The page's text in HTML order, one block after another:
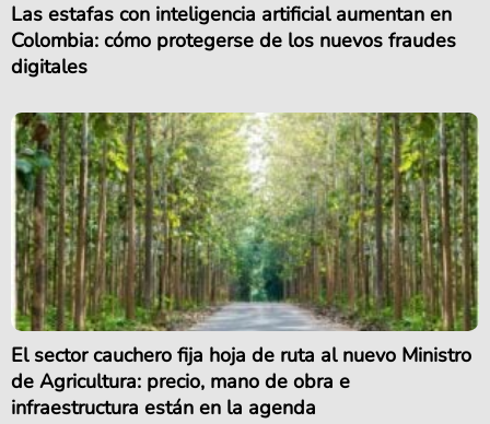
Las estafas con inteligencia artificial aumentan en
Colombia: cómo protegerse de los nuevos fraudes
digitales
El sector cauchero fija hoja de ruta al nuevo Ministro
de Agricultura: precio, mano de obra e
infraestructura están en la agenda